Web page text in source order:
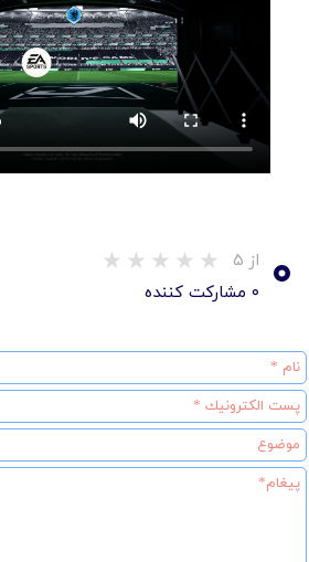
۰ از ۵
۰ مشارکت کننده